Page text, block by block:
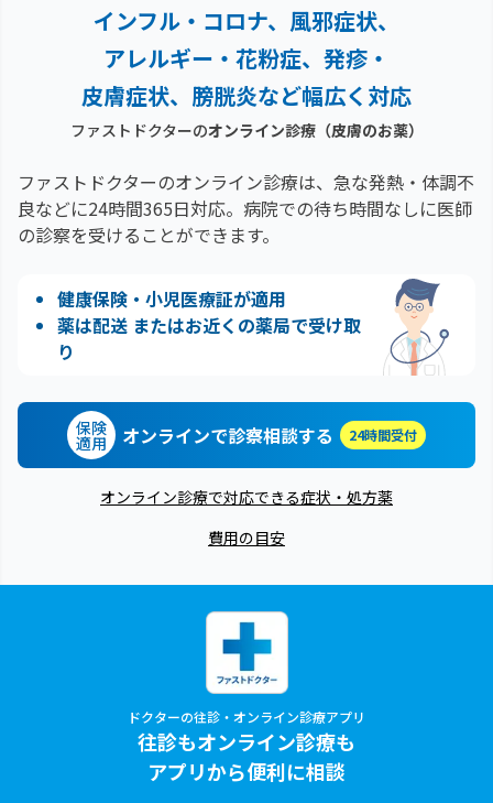
インフル・コロナ、風邪症状、
アレルギー・花粉症、 発疹・
皮膚症状、膀胱炎など幅広く対応
ファストドクターのオンライン診療（皮膚のお薬）
ファストドクターのオンライン診療は、急な発熱・体調不
良などに24時間365日対応。 病院での待ち時間なしに医師
の診察を受けることができます。
健康保険・小児医療証が適用
薬は配送 またはお近くの薬局で受け取
り
保険
適用 オンラインで診察相談する 24時間受付
オンライン診療で対応できる症状・処方薬
費用の目安
ドクターの往診・オンライン診療アプリ
往診もオンライン診療も
アプリから便利に相談